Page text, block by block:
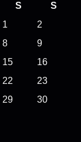
S
S
1
2
8
9
15
16
22
23
29
30